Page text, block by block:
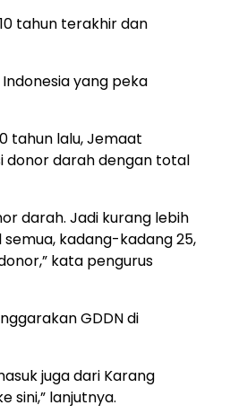
tahun terakhir dan
yang peka
tahun lalu, Jemaat
donor darah dengan total
darah. Jadi kurang lebih
kadang-kadang 25,
kata pengurus
GDDN di
juga dari Karang
sini,” lanjutnya.